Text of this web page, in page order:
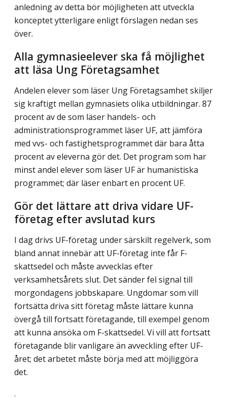
anledning av detta bör möjligheten att utveckla
konceptet ytterligare enligt förslagen nedan ses
över.
Alla gymnasieelever ska få möjlighet
att läsa Ung Företagsamhet
Andelen elever som läser Ung Företagsamhet skiljer
sig kraftigt mellan gymnasiets olika utbildningar. 87
procent av de som läser handels- och
administrationsprogrammet läser UF, att jämföra
med vvs- och fastighetsprogrammet där bara åtta
procent av eleverna gör det. Det program som har
minst andel elever som läser UF är humanistiska
programmet; där läser enbart en procent UF.
Gör det lättare att driva vidare UF-
företag efter avslutad kurs
I dag drivs UF-företag under särskilt regelverk, som
bland annat innebär att UF-företag inte får F-
skattsedel och måste avvecklas efter
verksamhetsårets slut. Det sänder fel signal till
morgondagens jobbskapare. Ungdomar som vill
fortsätta driva sitt företag måste lättare kunna
övergå till fortsatt företagande, till exempel genom
att kunna ansöka om F-skattsedel. Vi vill att fortsatt
företagande blir vanligare än avveckling efter UF-
året; det arbetet måste börja med att möjliggöra
det.
.